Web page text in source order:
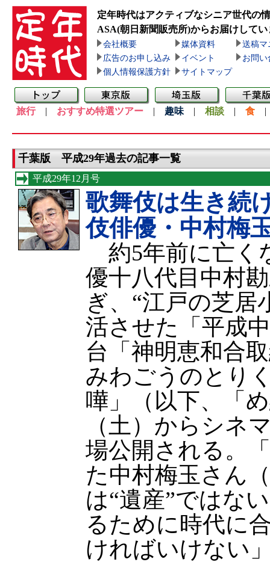
定年時代はアクティブなシニア世代の
ASA(朝日新聞販売所)からお届けしてい
会社概要 媒体資料
送稿マ
広告のお申し込み
イベント
お問い
個人情報保護方針
サイトマップ
旅行| おすすめ特選ツアー | 趣味 | 相談 | 食
千葉版 平成29年過去の記事一覧
平成29年12月号
歌舞伎は生き続
伎俳優・中村梅
約5年前に亡く
優十八代目中村
ぎ、“江戸の芝居
活させた「平成
台「神明恵和合
みわごうのとり
嘩」（以下、「
（土）からシネ
場公開される。
た中村梅玉さん
は“遺産”ではな
るために時代に
ければいけない